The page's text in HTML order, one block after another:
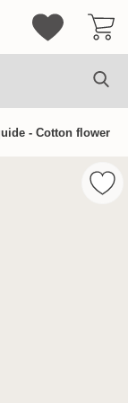
Mina
- Cotton flower